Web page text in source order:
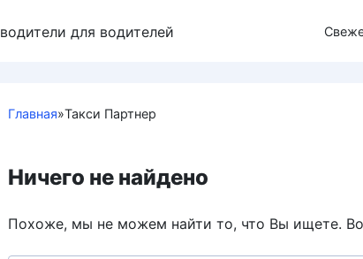
водители для водителей
Главная»Такси Партнер
Ничего не найдено
Похоже, мы не можем найти то, что Вы ищете.